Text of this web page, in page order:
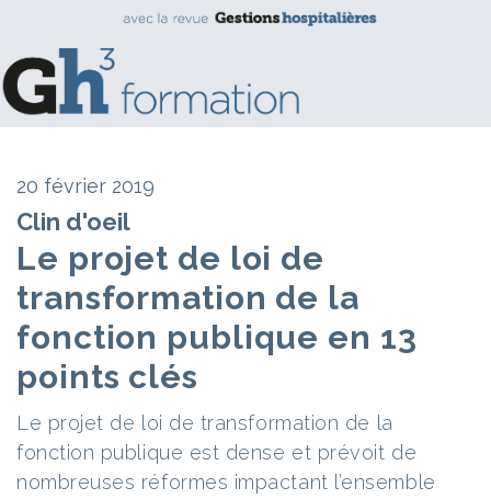
20 février 2019
Clin d'oeil
Le projet de loi de
transformation de la
fonction publique en 13
points clés
Le projet de loi de transformation de la
fonction publique est dense et prévoit de
nombreuses réformes impactant l’ensemble